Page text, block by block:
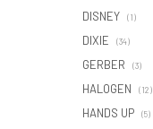
DISNEY (1)
DIXIE (34)
GERBER (3)
HALOGEN (12)
HANDS UP (5)